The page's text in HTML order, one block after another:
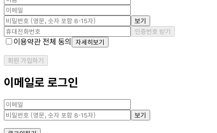
보기
인증번호 받기
이용약관 전체 동의 자세히보기
회원 가입하기
이메일로 로그인
보기